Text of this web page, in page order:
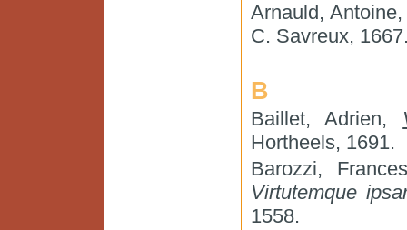
Arnauld,
C. Savreux,
B
Baillet, Adrien,
Hortheels, 1691.
Barozzi,
Virtutemque
1558.